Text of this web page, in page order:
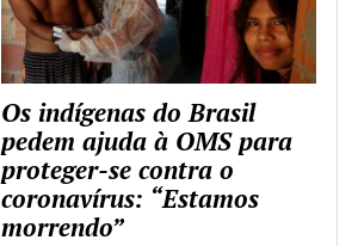
Os indígenas do Brasil
pedem ajuda à OMS para
proteger-se contra o
coronavírus: “Estamos
morrendo”